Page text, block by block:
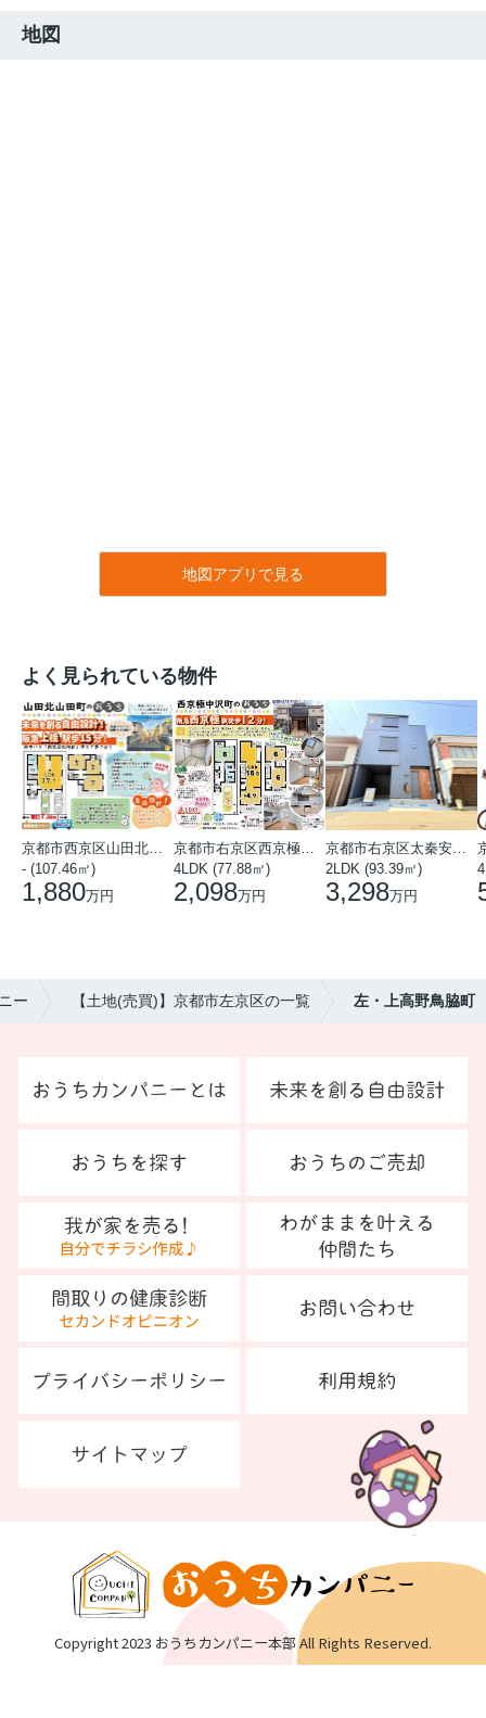
地図
地図アプリで見る
よく見られている物件
- (107.46㎡)
1,880万円
4LDK (77.88㎡)
2,098万円
2LDK (93.39㎡)
3,298万円
ー 【土地(売買)】京都市左京区の一覧 左・上高野鳥脇町
Copyright 2023 おうちカンパニー本部 All Rights Reserved.